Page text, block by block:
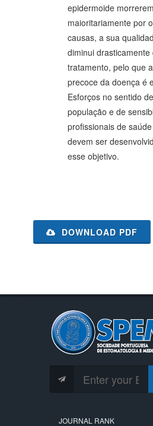
epidermoide morrerem
maioritariamente por
causas, a sua
diminui drasticamente
tratamento, pelo que
precoce da doença é
Esforços no sentido
população e de
profissionais de
devem ser
esse objetivo.
DOWNLOAD PDF
JOURNAL RANK